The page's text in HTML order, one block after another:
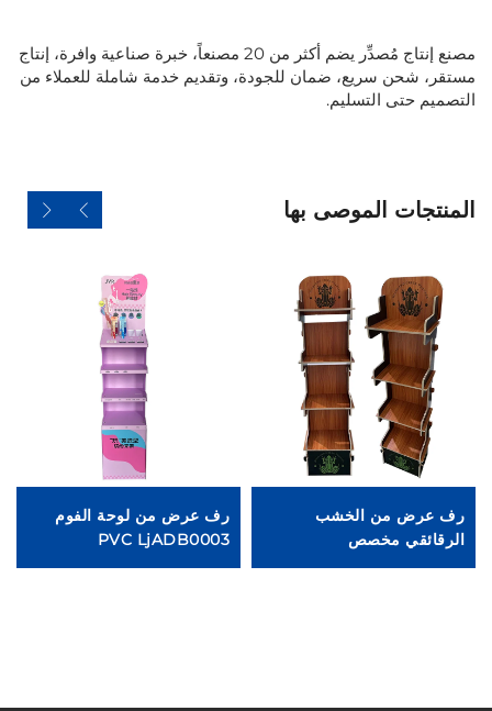
مصنع إنتاج مُصدِّر يضم أكثر من 20 مصنعاً، خبرة صناعية وافرة، إنتاج
مستقر، شحن سريع، ضمان للجودة، وتقديم خدمة شاملة للعملاء من
التصميم حتى التسليم.
المنتجات الموصى بها
رف عرض من الخشب
الرقائقي مخصص
رف عرض من لوحة الفوم
PVC LjADB0003